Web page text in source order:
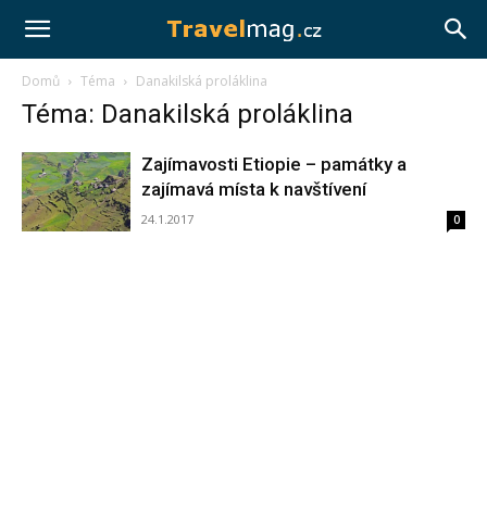
Travelmag.cz
Domů Téma Danakilská proláklina
Téma: Danakilská proláklina
Zajímavosti Etiopie – památky a
zajímavá místa k navštívení
24.1.2017 0